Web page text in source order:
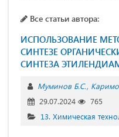
Все статьи автора:
ИСПОЛЬЗОВАНИЕ
СИНТЕЗЕ
СИНТЕЗА
Муминов Б.С.
29.07.2024
765
13. Химическая